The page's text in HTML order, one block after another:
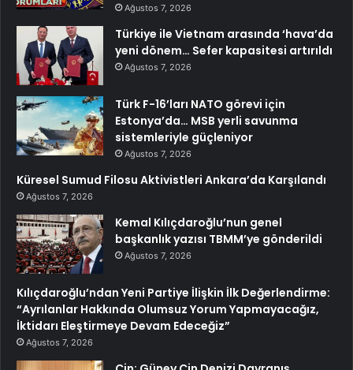
Ağustos 7, 2026
Türkiye ile Vietnam arasında ‘hava’da
yeni dönem… Sefer kapasitesi artırıldı
Ağustos 7, 2026
Türk F-16’ları NATO görevi için
Estonya’da… MSB yerli savunma
sistemleriyle güçleniyor
Ağustos 7, 2026
Küresel Sumud Filosu Aktivistleri Ankara’da Karşılandı
Ağustos 7, 2026
Kemal Kılıçdaroğlu’nun genel
başkanlık yazısı TBMM’ye gönderildi
Ağustos 7, 2026
Kılıçdaroğlu’ndan Yeni Partiye İlişkin İlk Değerlendirme:
“Ayrılanlar Hakkında Olumsuz Yorum Yapmayacağız,
İktidarı Eleştirmeye Devam Edeceğiz”
Ağustos 7, 2026